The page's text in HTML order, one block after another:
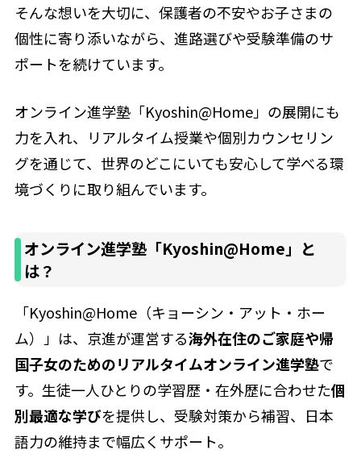
そんな想いを大切に、保護者の不安やお子さまの
個性に寄り添いながら、進路選びや受験準備のサ
ポートを続けています。
オンライン進学塾「Kyoshin@Home」の展開にも
力を入れ、リアルタイム授業や個別カウンセリン
グを通じて、世界のどこにいても安心して学べる環
境づくりに取り組んでいます。
オンライン進学塾「Kyoshin@Home」と
は？
「Kyoshin@Home（キョーシン・アット・ホー
ム）」は、京進が運営する海外在住のご家庭や帰
国子女のためのリアルタイムオンライン進学塾で
す。生徒一人ひとりの学習歴・在外歴に合わせた個
別最適な学びを提供し、受験対策から補習、日本
語力の維持まで幅広くサポート。